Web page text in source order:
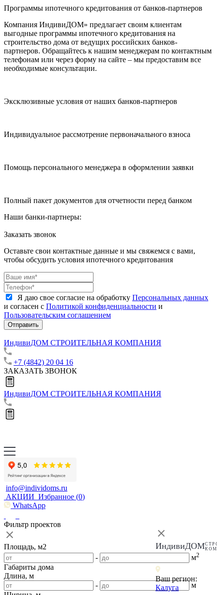
Программы ипотечного кредитования от банков-партнеров
Компания ИндивиДОМ» предлагает своим клиентам
выгодные программы ипотечного кредитования на
строительство дома от ведущих российских банков-
партнеров. Обращайтесь к нашим менеджерам по контактным
телефонам или через форму на сайте – мы предоставим все
необходимые консультации.
Эксклюзивные условия от наших банков-партнеров
Индивидуальное рассмотрение первоначального взноса
Помощь персонального менеджера в оформлении заявки
Полный пакет документов для отчетности перед банком
Наши банки-партнеры:
Заказать звонок
Оставьте свои контактные данные и мы свяжемся с вами,
чтобы обсудить условия ипотечного кредитования
Я даю свое согласие на обработку Персональных данных
и согласен с Политикой конфиденциальности и
Пользовательским соглашением
Отправить
ИндивиДОМ СТРОИТЕЛЬНАЯ КОМПАНИЯ
+7 (4842) 20 04 16
ЗАКАЗАТЬ ЗВОНОК
ИндивиДОМ СТРОИТЕЛЬНАЯ КОМПАНИЯ
info@individoms.ru
АКЦИИ Избранное (0)
WhatsApp
ИндивиДОМ
Ваш регион:
Калуга
Фильтр проектов
Площадь, м2
-
м2
Габариты дома
Длина, м
-
м